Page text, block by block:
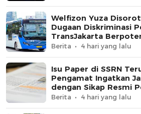
Welfizon Yuza
Dugaan Diskriminasi
TransJakarta
Berita 4 hari yang lalu
Isu Paper di SSRN
Pengamat Ingatkan
dengan Sikap Resmi
Berita 4 hari yang lalu